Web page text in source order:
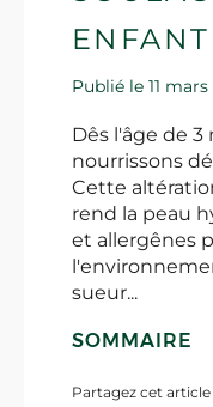
Publié le 11
Dês l'âge de 3
nourrissons
Cette
rend la peau
et allergênes
sueur...
SOMMAIRE
Partagez cet article